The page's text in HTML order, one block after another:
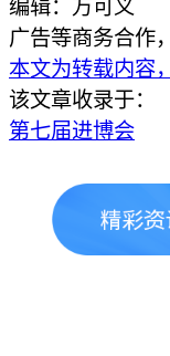
编辑：万可义
广告等商务合作，
本文为转载内容
该文章收录于：
第七届进博会